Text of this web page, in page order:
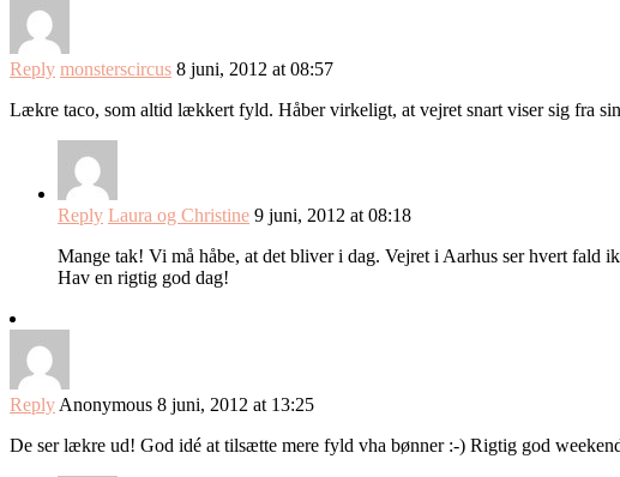
Reply monsterscircus 8 juni, 2012 at 08:57
Lækre taco, som altid lækkert fyld. Håber virkeligt, at vejret snart viser sig fra
Reply Laura og Christine 9 juni, 2012 at 08:18
Mange tak! Vi må håbe, at det bliver i dag. Vejret i Aarhus ser hvert fald
Hav en rigtig god dag!
Reply Anonymous 8 juni, 2012 at 13:25
De ser lækre ud! God idé at tilsætte mere fyld vha bønner :-) Rigtig god